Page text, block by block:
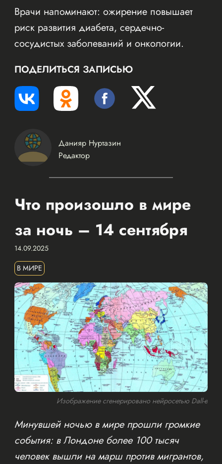
Врачи напоминают: ожирение повышает
риск развития диабета, сердечно-
сосудистых заболеваний и онкологии.
ПОДЕЛИТЬСЯ ЗАПИСЬЮ
Данияр Нуртазин
Редактор
Что произошло в мире
за ночь – 14 сентября
14.09.2025
В МИРЕ
Изображение сгенерировано нейросетью Dall-e
Минувшей ночью в мире прошли громкие
события: в Лондоне более 100 тысяч
человек вышли на марш против мигрантов,